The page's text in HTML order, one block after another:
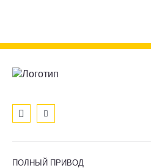
ПОЛНЫЙ ПРИВОД